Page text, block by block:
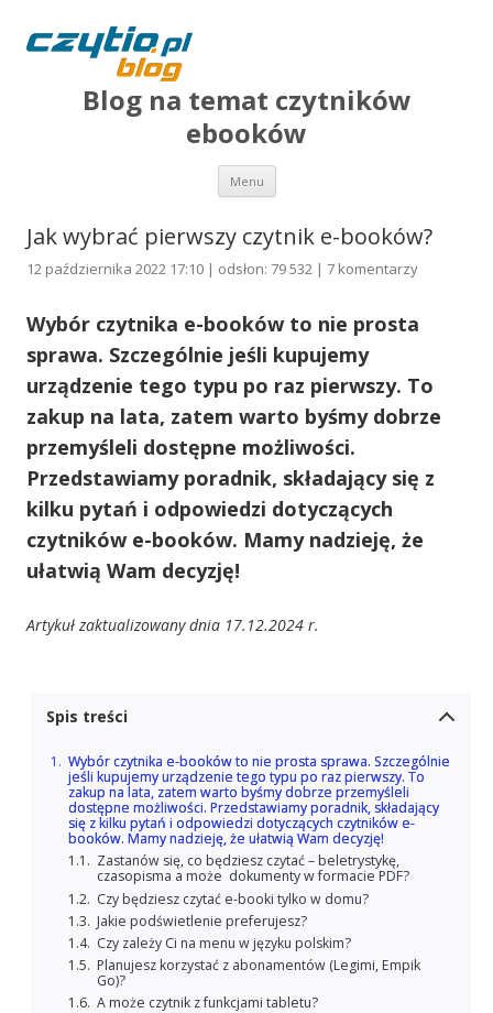
Blog na temat czytników
ebooków
Menu Przejdź do treści
Jak wybrać pierwszy czytnik e-booków?
12 października 2022 17:10 | odsłon: 79 532 | 7 komentarzy
Wybór czytnika e-booków to nie prosta
sprawa. Szczególnie jeśli kupujemy
urządzenie tego typu po raz pierwszy. To
zakup na lata, zatem warto byśmy dobrze
przemyśleli dostępne możliwości.
Przedstawiamy poradnik, składający się z
kilku pytań i odpowiedzi dotyczących
czytników e-booków. Mamy nadzieję, że
ułatwią Wam decyzję!
Artykuł zaktualizowany dnia 17.12.2024 r.
Spis treści
Wybór czytnika e-booków to nie prosta sprawa. Szczególnie
jeśli kupujemy urządzenie tego typu po raz pierwszy. To
zakup na lata, zatem warto byśmy dobrze przemyśleli
dostępne możliwości. Przedstawiamy poradnik, składający
się z kilku pytań i odpowiedzi dotyczących czytników e-
booków. Mamy nadzieję, że ułatwią Wam decyzję!
Zastanów się, co będziesz czytać – beletrystykę,
czasopisma a może dokumenty w formacie PDF?
Czy będziesz czytać e-booki tylko w domu?
Jakie podświetlenie preferujesz?
Czy zależy Ci na menu w języku polskim?
Planujesz korzystać z abonamentów (Legimi, Empik
Go)?
A może czytnik z funkcjami tabletu?